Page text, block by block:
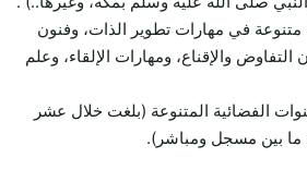
في مهارات تطوير الذات، وفنون
التفاوض والإقناع، ومهارات الإلقاء، وعلم
الفضائية المتنوعة (بلغت خلال عشر
ما بين مسجل ومباشر).